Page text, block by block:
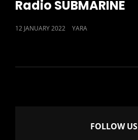
Radio SUBMARINE
POSTED
12 JANUARY 2022 YARA
FOLLOW US